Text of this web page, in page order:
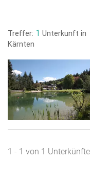
Treffer: 1 Unterkunft in
Kärnten
1 - 1 von 1